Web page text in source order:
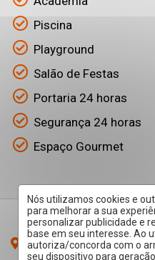
Nós utilizamos cookies e
para melhorar a sua
personalizar publicidade e
base em seu interesse. Ao
autoriza/concorda com o
seu dispositivo para
Piscina
Playground
Salão de Festas
Portaria 24 horas
Segurança 24 horas
Espaço Gourmet
Recanto Dos